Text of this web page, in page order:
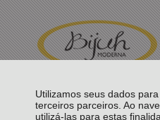
Utilizamos seus dados
terceiros parceiros. Ao
utilizá-las para estas